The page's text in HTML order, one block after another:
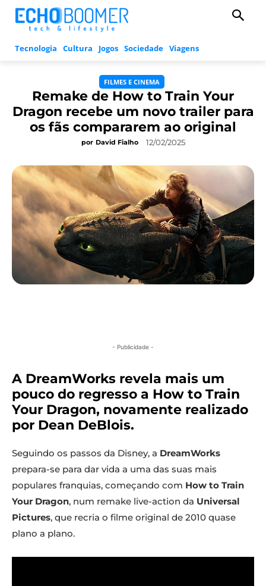
Tecnologia Cultura Jogos Sociedade Viagens
FILMES E CINEMA
Remake de How to Train Your
Dragon recebe um novo trailer para
os fãs compararem ao original
por David Fialho 12/02/2025
- Publicidade -
A DreamWorks revela mais um
pouco do regresso a How to Train
Your Dragon, novamente realizado
por Dean DeBlois.
Seguindo os passos da Disney, a DreamWorks
prepara-se para dar vida a uma das suas mais
populares franquias, começando com How to Train
Your Dragon, num remake live-action da Universal
Pictures, que recria o filme original de 2010 quase
plano a plano.